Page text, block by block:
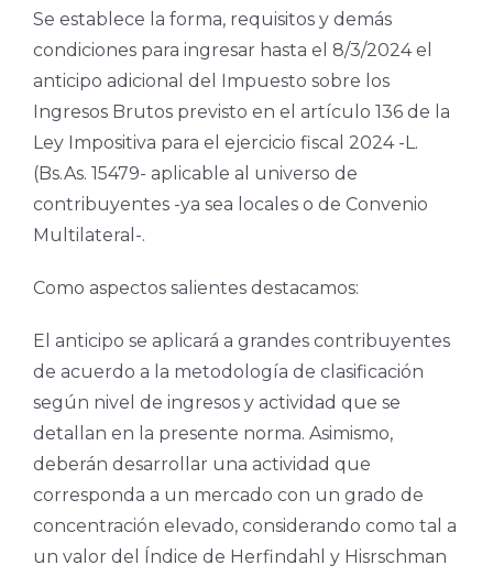
Se establece la forma, requisitos y demás
condiciones para ingresar hasta el 8/3/2024 el
anticipo adicional del Impuesto sobre los
Ingresos Brutos previsto en el artículo 136 de la
Ley Impositiva para el ejercicio fiscal 2024 -L.
(Bs.As. 15479- aplicable al universo de
contribuyentes -ya sea locales o de Convenio
Multilateral-.
Como aspectos salientes destacamos:
El anticipo se aplicará a grandes contribuyentes
de acuerdo a la metodología de clasificación
según nivel de ingresos y actividad que se
detallan en la presente norma. Asimismo,
deberán desarrollar una actividad que
corresponda a un mercado con un grado de
concentración elevado, considerando como tal a
un valor del Índice de Herfindahl y Hisrschman